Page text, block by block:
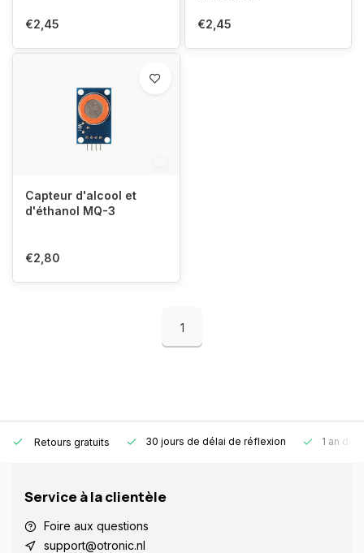
€2,45 €2,45
Capteur d'alcool et
d'éthanol MQ-3
€2,80
1
Retours gratuits 30 jours de délai de réflexion 1 an de
Service à la clientèle
Foire aux questions
support@otronic.nl